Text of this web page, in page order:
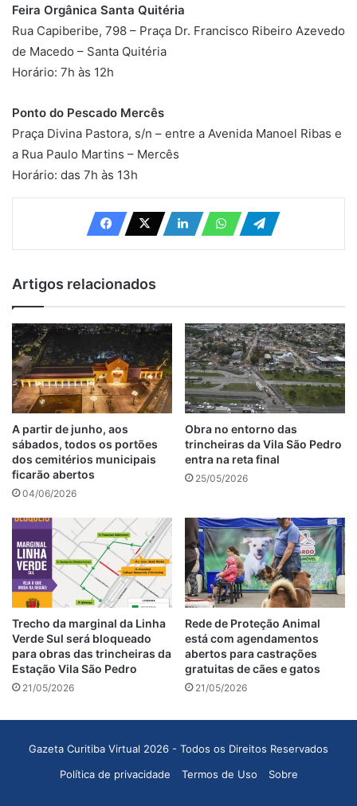
Feira Orgânica Santa Quitéria
Rua Capiberibe, 798 – Praça Dr. Francisco Ribeiro Azevedo
de Macedo – Santa Quitéria
Horário: 7h às 12h
Ponto do Pescado Mercês
Praça Divina Pastora, s/n – entre a Avenida Manoel Ribas e
a Rua Paulo Martins – Mercês
Horário: das 7h às 13h
Artigos relacionados
A partir de junho, aos
sábados, todos os portões
dos cemitérios municipais
ficarão abertos
04/06/2026
Obra no entorno das
trincheiras da Vila São Pedro
entra na reta final
25/05/2026
Trecho da marginal da Linha
Verde Sul será bloqueado
para obras das trincheiras da
Estação Vila São Pedro
21/05/2026
Rede de Proteção Animal
está com agendamentos
abertos para castrações
gratuitas de cães e gatos
21/05/2026
Gazeta Curitiba Virtual 2026 - Todos os Direitos Reservados
Política de privacidade
Termos de Uso Sobre